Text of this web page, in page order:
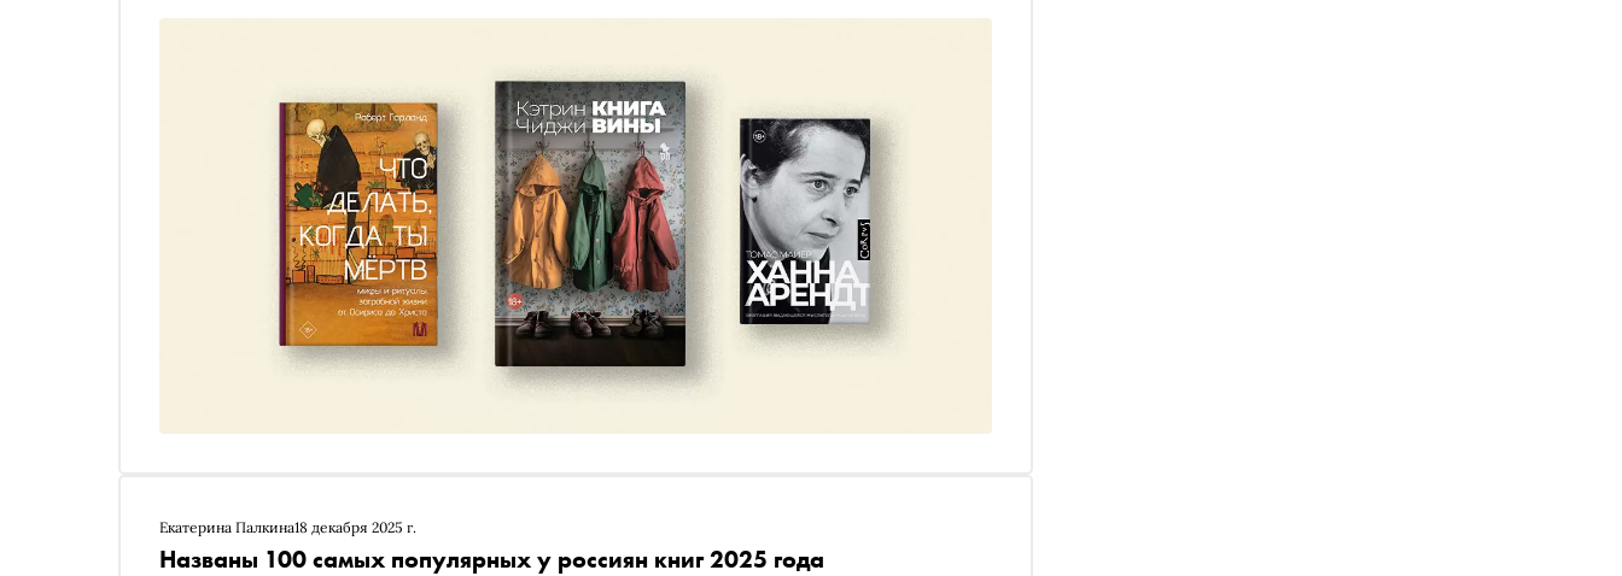
Екатерина Палкина18 декабря 2025 г.
Названы 100 самых популярных у россиян книг 2025 года